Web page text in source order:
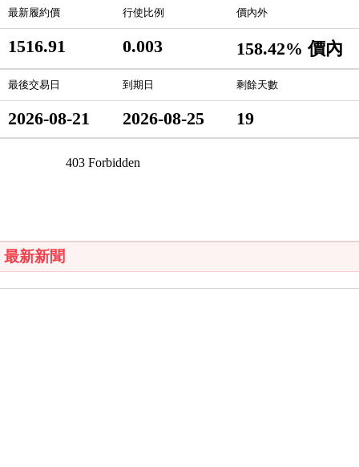
最新履約價 行使比例 價內外
1516.91 0.003 158.42% 價內
最後交易日 到期日 剩餘天數
2026-08-21 2026-08-25 19
最新新聞